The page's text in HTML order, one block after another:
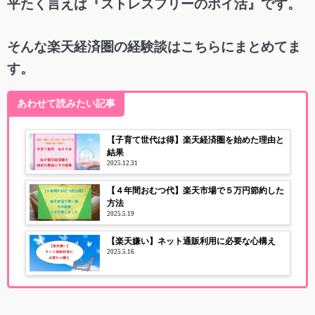
平たく言えば『ストレスフリーのポイ活』です。
そんな楽天経済圏の経験談はこちらにまとめてま
す。
あわせて読みたい記事
【子育て世代は得】楽天経済圏を始めた理由と
結果
2025.12.31
【４年間おむつ代】楽天市場で５万円節約した
方法
2025.5.19
【楽天嫌い】ネット通販利用に必要な心構え
2025.5.16